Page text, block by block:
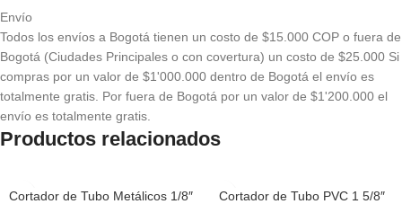
Envío
Todos los envíos a Bogotá tienen un costo de $15.000 COP o fuera de
Bogotá (Ciudades Principales o con covertura) un costo de $25.000 Si
compras por un valor de $1'000.000 dentro de Bogotá el envío es
totalmente gratis. Por fuera de Bogotá por un valor de $1'200.000 el
envío es totalmente gratis.
Productos relacionados
Cortador de Tubo Metálicos 1/8″
Cortador de Tubo PVC 1 5/8″